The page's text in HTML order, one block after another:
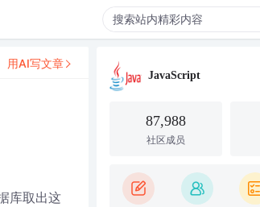
库取出这
用AI写文章
JavaScript
87,988
社区成员